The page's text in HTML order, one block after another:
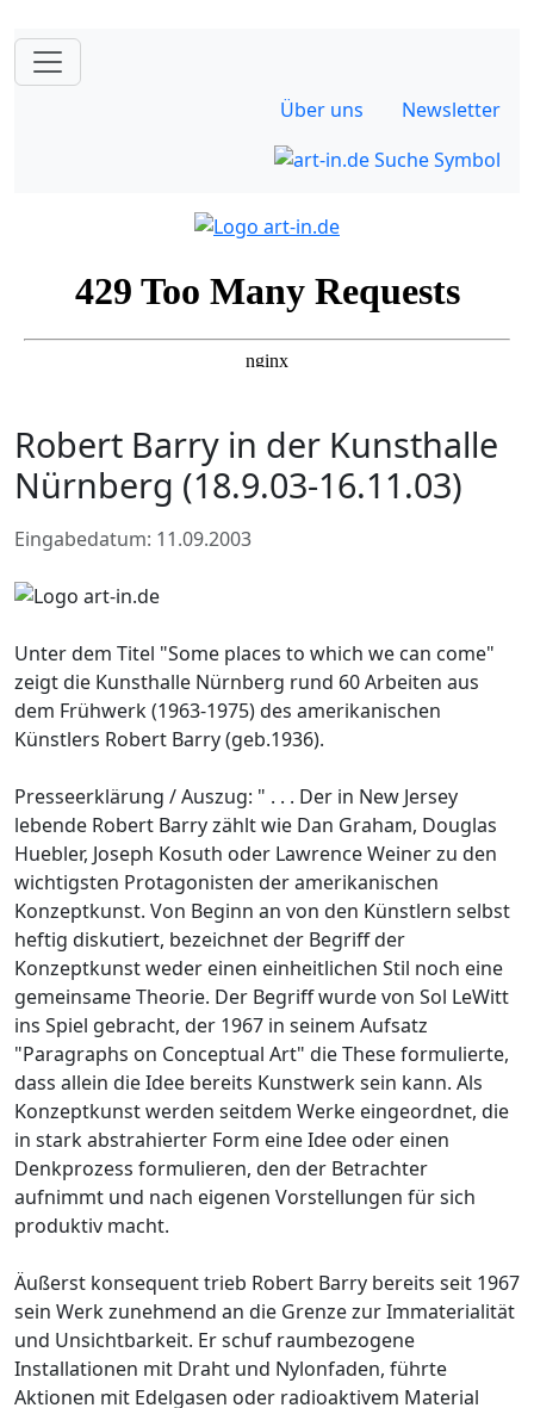
Über uns Newsletter
Robert Barry in der Kunsthalle
Nürnberg (18.9.03-16.11.03)
Eingabedatum: 11.09.2003
Unter dem Titel "Some places to which we can come"
zeigt die Kunsthalle Nürnberg rund 60 Arbeiten aus
dem Frühwerk (1963-1975) des amerikanischen
Künstlers Robert Barry (geb.1936).
Presseerklärung / Auszug: " . . . Der in New Jersey
lebende Robert Barry zählt wie Dan Graham, Douglas
Huebler, Joseph Kosuth oder Lawrence Weiner zu den
wichtigsten Protagonisten der amerikanischen
Konzeptkunst. Von Beginn an von den Künstlern selbst
heftig diskutiert, bezeichnet der Begriff der
Konzeptkunst weder einen einheitlichen Stil noch eine
gemeinsame Theorie. Der Begriff wurde von Sol LeWitt
ins Spiel gebracht, der 1967 in seinem Aufsatz
"Paragraphs on Conceptual Art" die These formulierte,
dass allein die Idee bereits Kunstwerk sein kann. Als
Konzeptkunst werden seitdem Werke eingeordnet, die
in stark abstrahierter Form eine Idee oder einen
Denkprozess formulieren, den der Betrachter
aufnimmt und nach eigenen Vorstellungen für sich
produktiv macht.
Äußerst konsequent trieb Robert Barry bereits seit 1967
sein Werk zunehmend an die Grenze zur Immaterialität
und Unsichtbarkeit. Er schuf raumbezogene
Installationen mit Draht und Nylonfaden, führte
Aktionen mit Edelgasen oder radioaktivem Material